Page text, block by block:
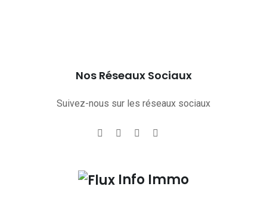
Nos Réseaux Sociaux
Suivez-nous sur les réseaux sociaux
Info Immo